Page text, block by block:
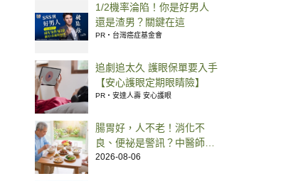
1/2機率淪陷！你是好男人
還是渣男？關鍵在這
PR・台灣癌症基金會
追劇追太久 護眼保單要入手
【安心護眼定期眼睛險】
PR・安達人壽 安心護眼
腸胃好，人不老！消化不
良、便祕是警訊？中醫師提
點老人腸胃養護之道
2026-08-06